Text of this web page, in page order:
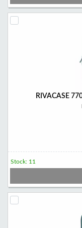
RIVACASE
Stock: 11